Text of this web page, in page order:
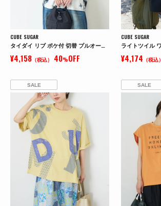
CUBE SUGAR
タイダイ リブ ポケ付 切替 プルオーバー Tシャツ
¥4,158 （税込） 40%OFF
CUBE SUGAR
¥4,174 （税込）
SALE SALE